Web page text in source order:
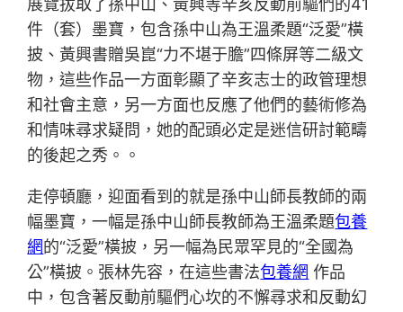
展覽拔取了孫中山、黃興等辛亥反動前驅們的41
件（套）墨寶，包含孫中山為王溫柔題“泛愛”橫
披、黃興書贈吳崑“力不堪于膽”四條屏等二級文
物，這些作品一方面彰顯了辛亥志士的政管理想
和社會主意，另一方面也反應了他們的藝術修為
和情味尋求疑問，她的配頭必定是迷信研討範疇
的後起之秀。。
走停頓廳，迎面看到的就是孫中山師長教師的兩
幅墨寶，一幅是孫中山師長教師為王溫柔題包養
網的“泛愛”橫披，另一幅為民眾罕見的“全國為
公”橫披。張林先容，在這些書法包養網 作品
中，包含著反動前驅們心坎的不懈尋求和反動幻